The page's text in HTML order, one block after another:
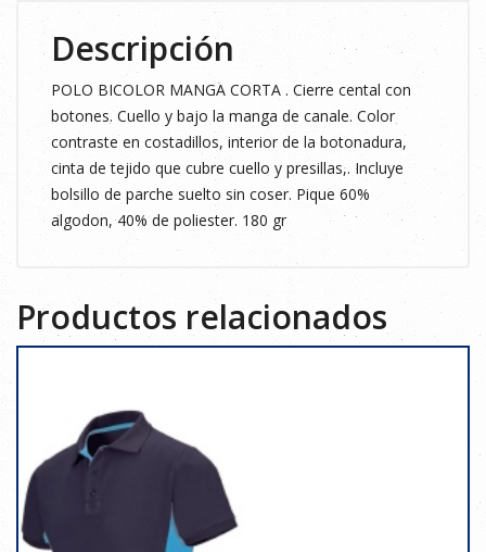
Descripción
POLO BICOLOR MANGA CORTA . Cierre cental con
botones. Cuello y bajo la manga de canale. Color
contraste en costadillos, interior de la botonadura,
cinta de tejido que cubre cuello y presillas,. Incluye
bolsillo de parche suelto sin coser. Pique 60%
algodon, 40% de poliester. 180 gr
Productos relacionados